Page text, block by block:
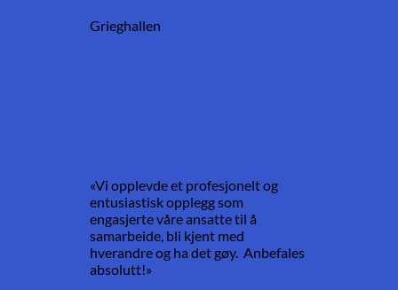
Grieghallen
«Vi opplevde et profesjonelt og
entusiastisk opplegg som
engasjerte våre ansatte til å
samarbeide, bli kjent med
hverandre og ha det gøy. Anbefales
absolutt!»